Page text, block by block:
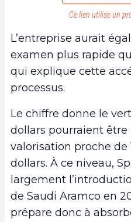
Ce lien utilise un
L’entreprise aurait
examen plus rapide
qui explique cette
processus.
Le chiffre donne le
dollars pourraient être
valorisation proche de
dollars. À ce niveau,
largement
de Saudi Aramco en
prépare donc à